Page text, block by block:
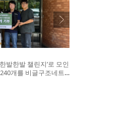
발한발 챌린지’로 모인
개를 비글구조네트